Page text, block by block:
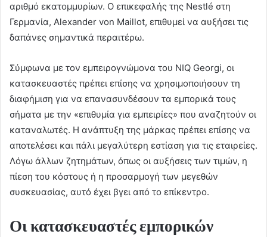
αριθμό εκατομμυρίων. Ο επικεφαλής της Nestlé στη
Γερμανία, Alexander von Maillot, επιθυμεί να αυξήσει τις
δαπάνες σημαντικά περαιτέρω.
Σύμφωνα με τον εμπειρογνώμονα του NIQ Georgi, οι
κατασκευαστές πρέπει επίσης να χρησιμοποιήσουν τη
διαφήμιση για να επανασυνδέσουν τα εμπορικά τους
σήματα με την «επιθυμία για εμπειρίες» που αναζητούν οι
καταναλωτές. Η ανάπτυξη της μάρκας πρέπει επίσης να
αποτελέσει και πάλι μεγαλύτερη εστίαση για τις εταιρείες.
Λόγω άλλων ζητημάτων, όπως οι αυξήσεις των τιμών, η
πίεση του κόστους ή η προσαρμογή των μεγεθών
συσκευασίας, αυτό έχει βγει από το επίκεντρο.
Οι κατασκευαστές εμπορικών